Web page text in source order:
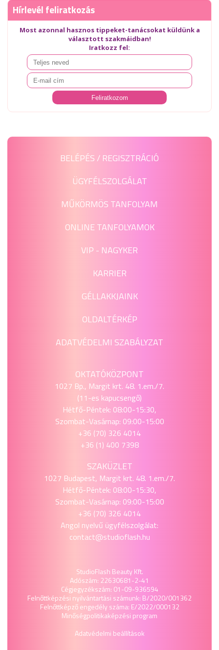
Hírlevél feliratkozás
Most azonnal hasznos tippeket-tanácsokat küldünk a
választott szakmáidban!
Iratkozz fel:
BELÉPÉS / REGISZTRÁCIÓ
ÜGYFÉLSZOLGÁLAT
MŰKÖRMÖS TANFOLYAM
ONLINE TANFOLYAMOK
VIP - NAGYKER
KARRIER
GÉLLAKKJAINK
OLDALTÉRKÉP
ADATVÉDELMI SZABÁLYZAT
OKTATÓKÖZPONT
1027 Bp., Margit krt. 48. 1.em./7.
(11-es kapucsengő)
Hétfő-Péntek: 08:00-15:30,
Szombat-Vasárnap: 09:00-15:00
+36 (70) 326 4014
+36 (1) 400 7398
SZAKÜZLET
1027 Budapest, Margit krt. 48. 1.em./7.
Hétfő-Péntek: 08:00-15:30,
Szombat-Vasárnap: 09:00-15:00
+36 (70) 326 4014
Angol nyelvű ügyfélszolgálat:
contact@studioflash.hu
StudioFlash Beauty Kft.
Adószám: 22630681-2-41
Cégjegyzékszám: 01-09-936594
Felnőttképzési nyilvántartási számunk: B/2020/001362
Felnőttképző engedély száma: E/2022/000132
Minőségpolitikaképzési program
Adatvédelmi beállítások